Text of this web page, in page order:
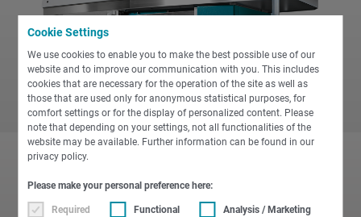
Cookie Settings
We use cookies to enable you to make the best possible use of our
website and to improve our communication with you. This includes
cookies that are necessary for the operation of the site as well as
those that are used only for anonymous statistical purposes, for
comfort settings or for the display of personalized content. Please
note that depending on your settings, not all functionalities of the
website may be available. Further information can be found in our
privacy policy.
Please make your personal preference here:
Required Functional Analysis / Marketing